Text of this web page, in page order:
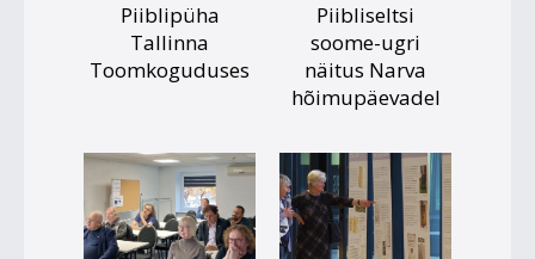
Piiblipüha
Tallinna
Toomkoguduses
Piibliseltsi
soome-ugri
näitus Narva
hõimupäevadel